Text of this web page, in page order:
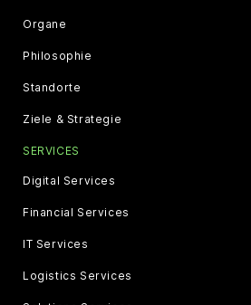
Organe
Philosophie
Standorte
Ziele & Strategie
SERVICES
Digital Services
Financial Services
IT Services
Logistics Services